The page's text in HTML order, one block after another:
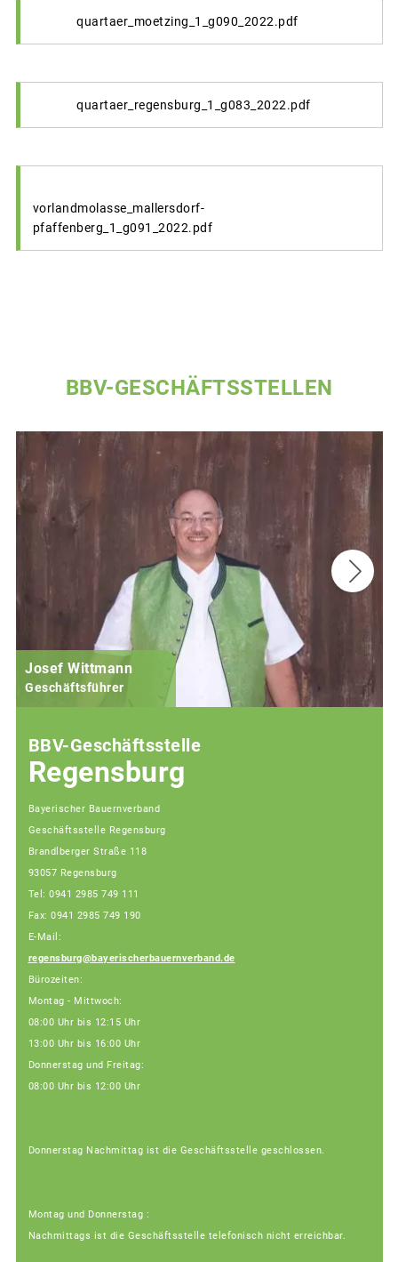
quartaer_moetzing_1_g090_2022.pdf
quartaer_regensburg_1_g083_2022.pdf
vorlandmolasse_mallersdorf-
pfaffenberg_1_g091_2022.pdf
BBV-GESCHÄFTSSTELLEN
Josef Wittmann
Geschäftsführer
BBV-Geschäftsstelle
Regensburg
Bayerischer Bauernverband
Geschäftsstelle Regensburg
Brandlberger Straße 118
93057 Regensburg
Tel: 0941 2985 749 111
Fax: 0941 2985 749 190
E-Mail:
regensburg@bayerischerbauernverband.de
Bürozeiten:
Montag - Mittwoch:
08:00 Uhr bis 12:15 Uhr
13:00 Uhr bis 16:00 Uhr
Donnerstag und Freitag:
08:00 Uhr bis 12:00 Uhr
Donnerstag Nachmittag ist die Geschäftsstelle geschlossen.
Montag und Donnerstag :
Nachmittags ist die Geschäftsstelle telefonisch nicht erreichbar.